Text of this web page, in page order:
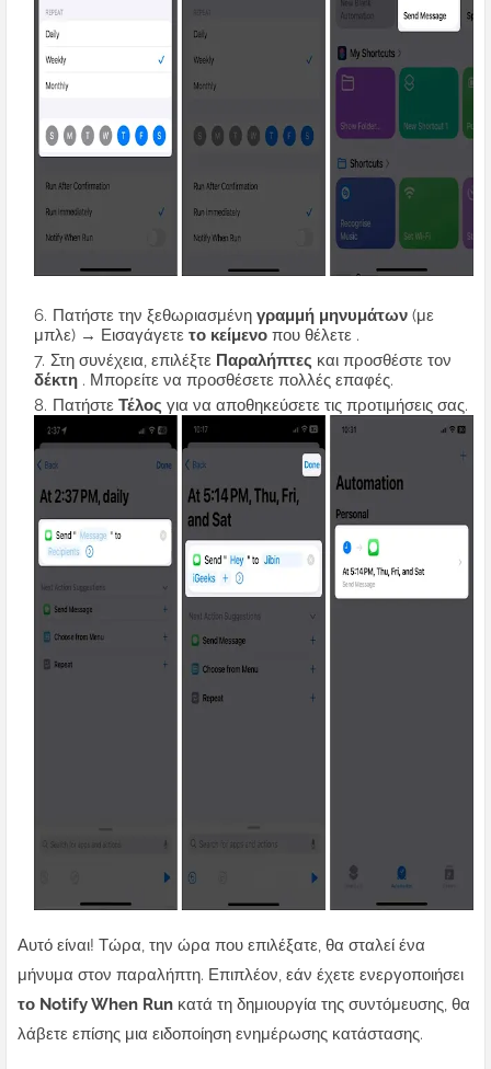
Πατήστε την ξεθωριασμένη γραμμή μηνυμάτων (με
μπλε) → Εισαγάγετε το κείμενο που θέλετε .
Στη συνέχεια, επιλέξτε Παραλήπτες και προσθέστε τον
δέκτη . Μπορείτε να προσθέσετε πολλές επαφές.
Πατήστε Τέλος για να αποθηκεύσετε τις προτιμήσεις σας.
Αυτό είναι! Τώρα, την ώρα που επιλέξατε, θα σταλεί ένα
μήνυμα στον παραλήπτη. Επιπλέον, εάν έχετε ενεργοποιήσει
το Notify When Run κατά τη δημιουργία της συντόμευσης, θα
λάβετε επίσης μια ειδοποίηση ενημέρωσης κατάστασης.